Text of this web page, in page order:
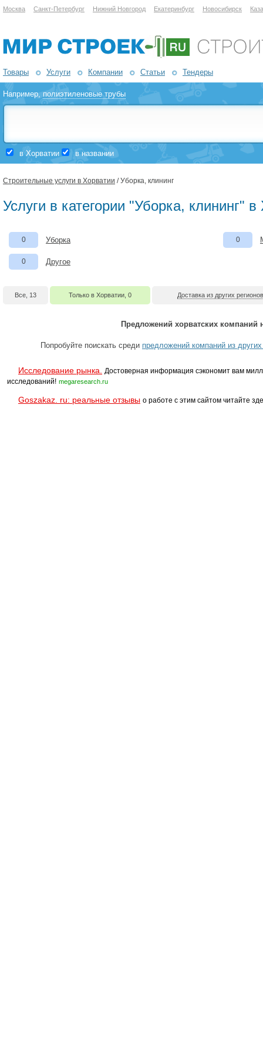
Москва Санкт-Петербург Нижний Новгород Екатеринбург Новосибирск
Товары Услуги Компании Статьи Тендеры
Например,полиэтиленовые трубы
в Хорватии в названии
Строительные услуги в Хорватии / Уборка, клининг
Услуги в категории "Уборка, клининг" в
0 Уборка 0
0 Другое
Все, 13 Только в Хорватии, 0 Доставка из других
Предложений хорватских компаний
Попробуйте поискать среди предложений компаний из
Исследование рынка.
Достоверная информация сэкономит вам
исследований! megaresearch.ru
Goszakaz. ru: реальные отзывы о работе с этим сайтом читайте